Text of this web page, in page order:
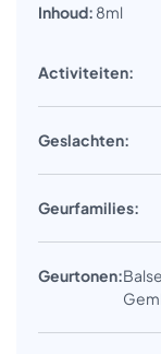
Inhoud: 8ml
Activiteiten:
Geslachten:
Geurfamilies:
Geurtonen: